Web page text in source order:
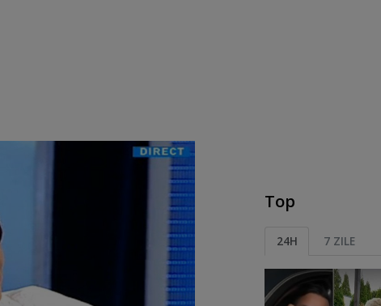
Top
24H 7 ZILE